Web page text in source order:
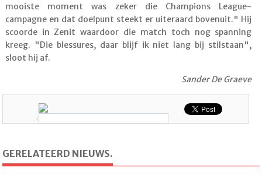
mooiste moment was zeker die Champions League-
campagne en dat doelpunt steekt er uiteraard bovenuit." Hij
scoorde in Zenit waardoor die match toch nog spanning
kreeg. "Die blessures, daar blijf ik niet lang bij stilstaan",
sloot hij af.
Sander De Graeve
GERELATEERD NIEUWS.